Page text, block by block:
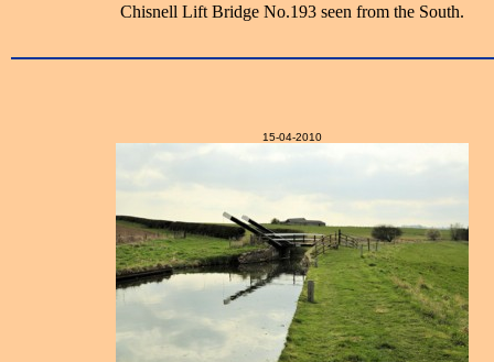
Chisnell Lift Bridge No.193 seen from the South.
15-04-2010